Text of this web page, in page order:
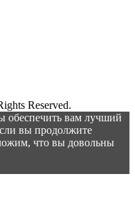
Reserved.
обеспечить вам лучший
вы продолжите
что вы довольны